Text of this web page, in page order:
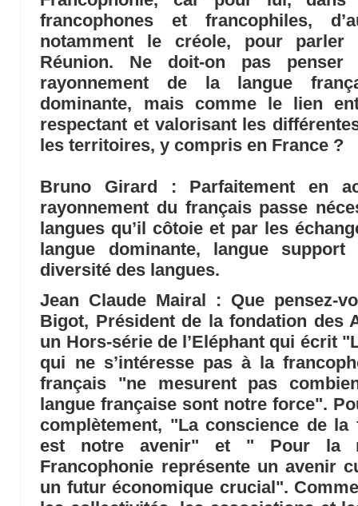
francophones et francophiles,
notamment le créole, pour
Réunion. Ne doit-on pas
rayonnement de la langue
dominante, mais comme le lien
respectant et valorisant les
les territoires, y compris en France ?
Bruno Girard : Parfaitement en
rayonnement du français passe
langues qu’il côtoie et par les
langue dominante, langue
diversité des langues.
Jean Claude Mairal
: Que pensez-
Bigot, Président de la fondation des
un Hors-série de l’Eléphant qui écrit
qui ne s’intéresse pas à la
français "ne mesurent pas
langue française sont notre force".
complètement, "La conscience de
est notre avenir" et " Pour la
Francophonie représente un avenir
un futur économique crucial".